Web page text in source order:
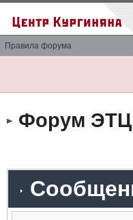
Правила форума
Форум ЭТЦ